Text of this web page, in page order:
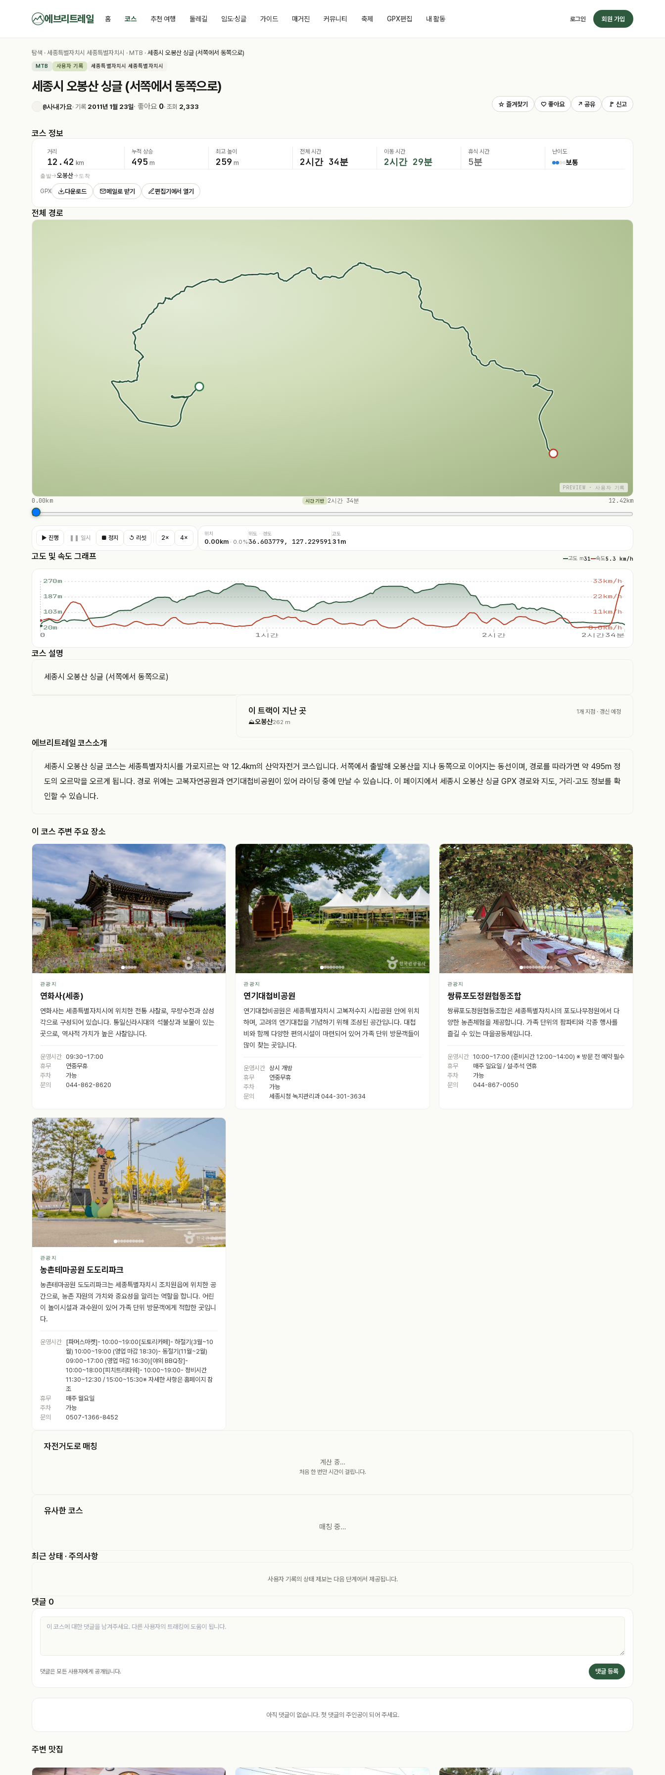
에브리트레일 홈 코스 추천 여행 둘레길 임도·싱글 가이드 매거진 커뮤니티 축제 GPX편집 내 활동 로그인 회원 가입
탐색 · 세종특별자치시 세종특별자치시 · MTB · 세종시 오봉산 싱글 (서쪽에서 동쪽으로)
MTB 사용자 기록 세종특별자치시 세종특별자치시
세종시 오봉산 싱글 (서쪽에서 동쪽으로)
@사내가요· 기록 2011년 1월 23일· 좋아요 0· 조회 2,333 ☆ 즐겨찾기 ♡ 좋아요 ↗ 공유 🚩 신고
코스 정보
거리
12.42 km
누적 상승
495 m
최고 높이
259 m
전체 시간
2시간 34분
이동 시간
2시간 29분
휴식 시간
5분
난이도
보통
출발→오봉산→ 도착
GPX 다운로드 메일로 받기 편집기에서 열기
전체 경로
PREVIEW · 사용자 기록
0.00km 시간 기반 2시간 34분 12.42km
▶ 진행 ❚❚ 일시 ■ 정지 ↺ 리셋 2× 4×
위치
0.00km · 0.0%
위도 · 경도
36.603779, 127.229591
고도
31m
고도 및 속도 그래프 고도 m31 속도5.3 km/h
0 1시간 2시간 2시간34분
270m
187m
103m
20m
33km/h
22km/h
11km/h
0.0km/h
코스 설명
세종시 오봉산 싱글 (서쪽에서 동쪽으로)
고도와 지나간 지점을 지도와 함께 확인해 보세요.
이 트랙이 지난 곳 1개 지점 · 갱신 예정
⛰오봉산262 m
에브리트레일 코스소개
세종시 오봉산 싱글 코스는 세종특별자치시를 가로지르는 약 12.4km의 산악자전거 코스입니다. 서쪽에서 출발해 오봉산을 지나 동쪽으로 이어지는 동선이며, 경로를 따라가면 약 495m 정
도의 오르막을 오르게 됩니다. 경로 위에는 고복자연공원과 연기대첩비공원이 있어 라이딩 중에 만날 수 있습니다. 이 페이지에서 세종시 오봉산 싱글 GPX 경로와 지도, 거리·고도 정보를 확
인할 수 있습니다.
이 코스 주변 주요 장소
관광지
연화사(세종)
연화사는 세종특별자치시에 위치한 전통 사찰로, 무량수전과 삼성
각으로 구성되어 있습니다. 통일신라시대의 석불상과 보물이 있는
곳으로, 역사적 가치가 높은 사찰입니다.
운영시간 09:30~17:00
휴무
연중무휴
주차
가능
문의
044-862-8620
관광지
연기대첩비공원
연기대첩비공원은 세종특별자치시 고복저수지 시립공원 안에 위치
하며, 고려의 연기대첩을 기념하기 위해 조성된 공간입니다. 대첩
비와 함께 다양한 편의시설이 마련되어 있어 가족 단위 방문객들이
많이 찾는 곳입니다.
운영시간 상시 개방
휴무
연중무휴
주차
가능
문의
세종시청 녹지관리과 044-301-3634
관광지
쌍류포도정원협동조합
쌍류포도정원협동조합은 세종특별자치시의 포도나무정원에서 다
양한 농촌체험을 제공합니다. 가족 단위의 팜파티와 각종 행사를
즐길 수 있는 마을공동체입니다.
운영시간 10:00~17:00 (준비시간 12:00~14:00) ※ 방문 전 예약 필수
휴무
매주 일요일 / 설·추석 연휴
주차
가능
문의
044-867-0050
관광지
농촌테마공원 도도리파크
농촌테마공원 도도리파크는 세종특별자치시 조치원읍에 위치한 공
간으로, 농촌 자원의 가치와 중요성을 알리는 역할을 합니다. 어린
이 놀이시설과 과수원이 있어 가족 단위 방문객에게 적합한 곳입니
다.
운영시간 [파머스마켓]- 10:00~19:00[도토리카페]- 하절기(3월~10
월) 10:00~19:00 (영업 마감 18:30)- 동절기(11월~2월)
09:00~17:00 (영업 마감 16:30)[야외 BBQ장]-
10:00~18:00[피치트리타워]- 10:00~19:00- 정비시간
11:30~12:30 / 15:00~15:30※ 자세한 사항은 홈페이지 참
조
휴무
매주 월요일
주차
가능
문의
0507-1366-8452
자전거도로 매칭
계산 중…
처음 한 번만 시간이 걸립니다.
유사한 코스
매칭 중…
최근 상태 · 주의사항
사용자 기록의 상태 제보는 다음 단계에서 제공됩니다.
댓글 0
댓글은 모든 사용자에게 공개됩니다. 댓글 등록
아직 댓글이 없습니다. 첫 댓글의 주인공이 되어 주세요.
주변 맛집